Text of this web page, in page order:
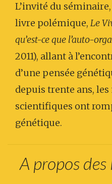
L’invité du
livre polémique, Le
qu’est-ce que l’auto-
2011), allant à
d’une pensée
depuis trente ans,
scientifiques ont
génétique.
A propos